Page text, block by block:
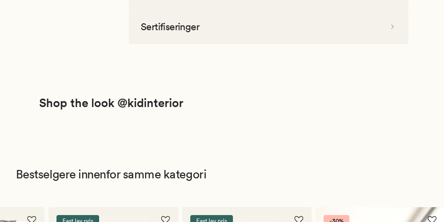
Sertifiseringer
Shop the look @kidinterior
Bestselgere innenfor samme kategori